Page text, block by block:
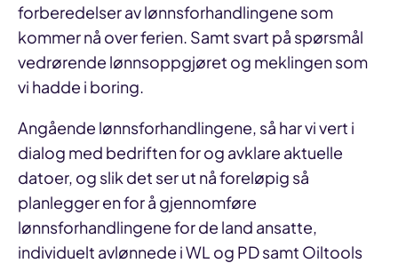
forberedelser av lønnsforhandlingene som
kommer nå over ferien. Samt svart på spørsmål
vedrørende lønnsoppgjøret og meklingen som
vi hadde i boring.
Angående lønnsforhandlingene, så har vi vert i
dialog med bedriften for og avklare aktuelle
datoer, og slik det ser ut nå foreløpig så
planlegger en for å gjennomføre
lønnsforhandlingene for de land ansatte,
individuelt avlønnede i WL og PD samt Oiltools